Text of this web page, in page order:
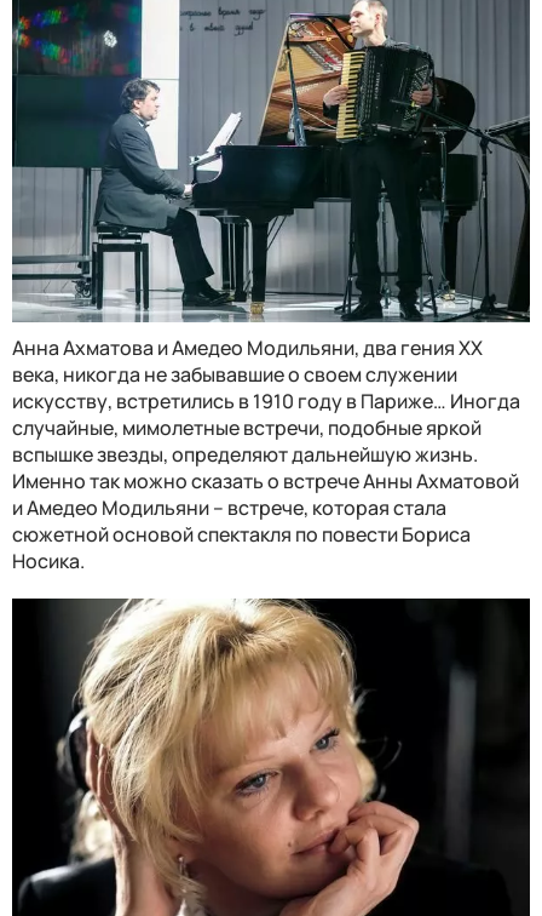
Анна Ахматова и Амедео Модильяни, два гения ХХ
века, никогда не забывавшие о своем служении
искусству, встретились в 1910 году в Париже… Иногда
случайные, мимолетные встречи, подобные яркой
вспышке звезды, определяют дальнейшую жизнь.
Именно так можно сказать о встрече Анны Ахматовой
и Амедео Модильяни – встрече, которая стала
сюжетной основой спектакля по повести Бориса
Носика.